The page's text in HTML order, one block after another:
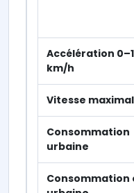
Accélération
km/h
Vitesse
Consommation
urbaine
Consommation